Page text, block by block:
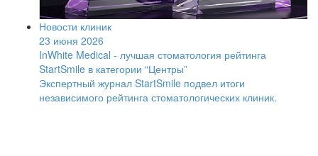
Новости клиник
23 июня 2026
InWhite Medical - лучшая стоматология рейтинга
StartSmile в категории “Центры”
Экспертный журнал StartSmile подвел итоги
независимого рейтинга стоматологических клиник.